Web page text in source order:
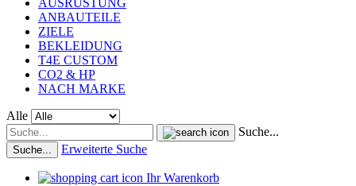
AUSRÜSTUNG
ANBAUTEILE
ZIELE
BEKLEIDUNG
T4E CUSTOM
CO2 & HP
NACH MARKE
Alle
Suche...
Suche... Erweiterte Suche
Ihr Warenkorb